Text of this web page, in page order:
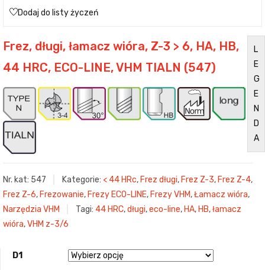
Dodaj do listy życzeń
Frez, długi, łamacz wióra, Z-3 > 6, HA, HB,
44 HRC, ECO-LINE, VHM TIALN (547)
Nr. kat: 547 Kategorie: < 44 HRc,Frez długi,Frez Z-3,Frez Z-4,
Frez Z-6,Frezowanie,Frezy ECO-LINE,Frezy VHM,Łamacz wióra,
Narzędzia VHM
Tagi: 44 HRC,długi,eco-line,HA,HB,łamacz
wióra,VHM z-3/6
L
E
G
E
N
D
A
D1